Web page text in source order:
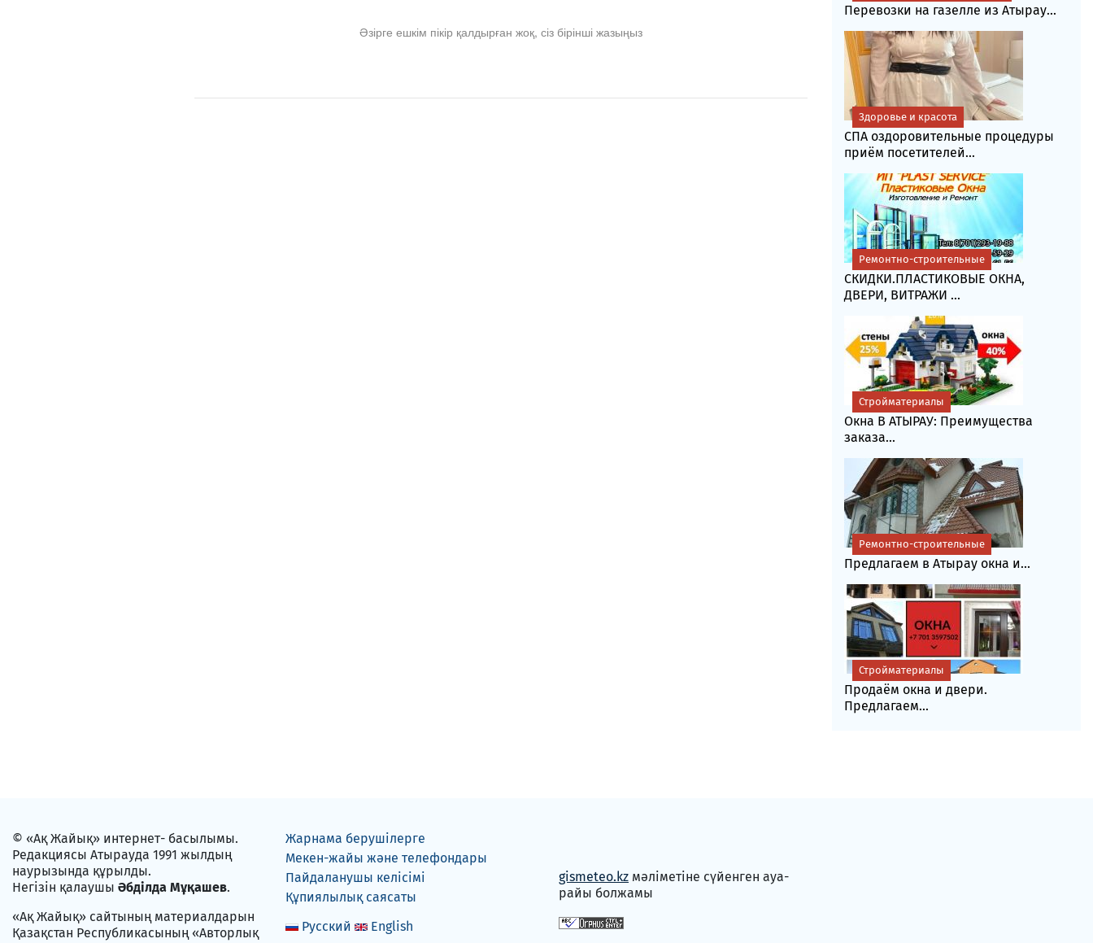
Әзірге ешкім пікір қалдырған жоқ, сіз бірінші жазыңыз
Перевозки на газелле из Атырау...
СПА оздоровительные процедуры
приём посетителей...
Здоровье и красота
СКИДКИ.ПЛАСТИКОВЫЕ ОКНА,
ДВЕРИ, ВИТРАЖИ ...
Ремонтно-строительные
Окна В АТЫРАУ: Преимущества
заказа...
Стройматериалы
Предлагаем в Атырау окна и...
Ремонтно-строительные
Продаём окна и двери.
Предлагаем...
Стройматериалы
© «Ақ Жайық» интернет- басылымы.
Редакциясы Атырауда 1991 жылдың
наурызында құрылды.
Негізін қалаушы Әбділда Мұқашев.
«Ақ Жайық» сайтының материалдарын
Қазақстан Республикасының «Авторлық
Жарнама берушілерге
Мекен-жайы және телефондары
Пайдаланушы келісімі
Құпиялылық саясаты
Русский
English
gismeteo.kz мәліметіне сүйенген ауа-
райы болжамы